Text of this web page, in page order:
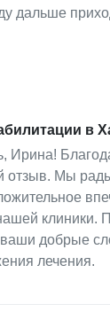
дальше
в
Ирина!
отзыв. Мы
клиники.
добрые
лечения.